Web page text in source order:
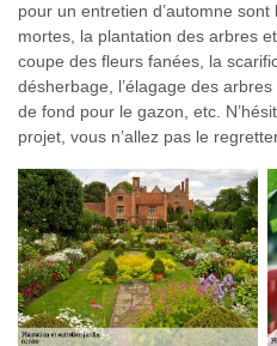
pour un entretien d’automne
mortes, la plantation des arbres
coupe des fleurs fanées, la
désherbage, l’élagage des
de fond pour le gazon, etc.
projet, vous n’allez pas le